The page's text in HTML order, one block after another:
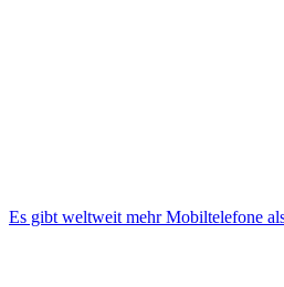
Es gibt weltweit mehr Mobiltelefone